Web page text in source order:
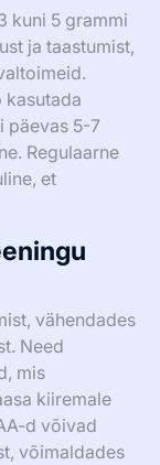
kuni 5 grammi
ja taastumist,
kasutada
päevas 5-7
Regulaarne
et
vähendades
Need
mis
kiiremale
d võivad
võimaldades